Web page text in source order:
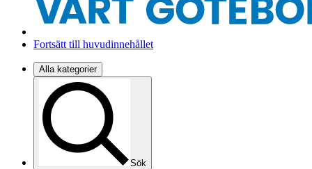
Fortsätt till huvudinnehållet
Alla kategorier
Sök